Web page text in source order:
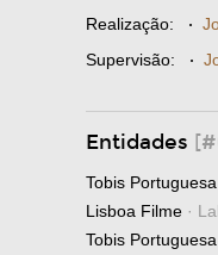
Realização: ·
Supervisão: ·
Entidades
Tobis Portuguesa
Lisboa Filme ·
Tobis Portuguesa